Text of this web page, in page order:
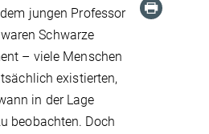
jungen Professor
Schwarze
– viele Menschen
existierten,
in der Lage
beobachten. Doch